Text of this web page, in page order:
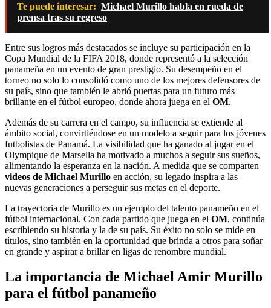
Te puede interesar: Michael Murillo habla en rueda de
prensa tras su regreso
Entre sus logros más destacados se incluye su participación en la
Copa Mundial de la FIFA 2018, donde representó a la selección
panameña en un evento de gran prestigio. Su desempeño en el
torneo no solo lo consolidó como uno de los mejores defensores de
su país, sino que también le abrió puertas para un futuro más
brillante en el fútbol europeo, donde ahora juega en el OM.
Además de su carrera en el campo, su influencia se extiende al
ámbito social, convirtiéndose en un modelo a seguir para los jóvenes
futbolistas de Panamá. La visibilidad que ha ganado al jugar en el
Olympique de Marsella ha motivado a muchos a seguir sus sueños,
alimentando la esperanza en la nación. A medida que se comparten
videos de Michael Murillo en acción, su legado inspira a las
nuevas generaciones a perseguir sus metas en el deporte.
La trayectoria de Murillo es un ejemplo del talento panameño en el
fútbol internacional. Con cada partido que juega en el OM, continúa
escribiendo su historia y la de su país. Su éxito no solo se mide en
títulos, sino también en la oportunidad que brinda a otros para soñar
en grande y aspirar a brillar en ligas de renombre mundial.
La importancia de Michael Amir Murillo
para el fútbol panameño